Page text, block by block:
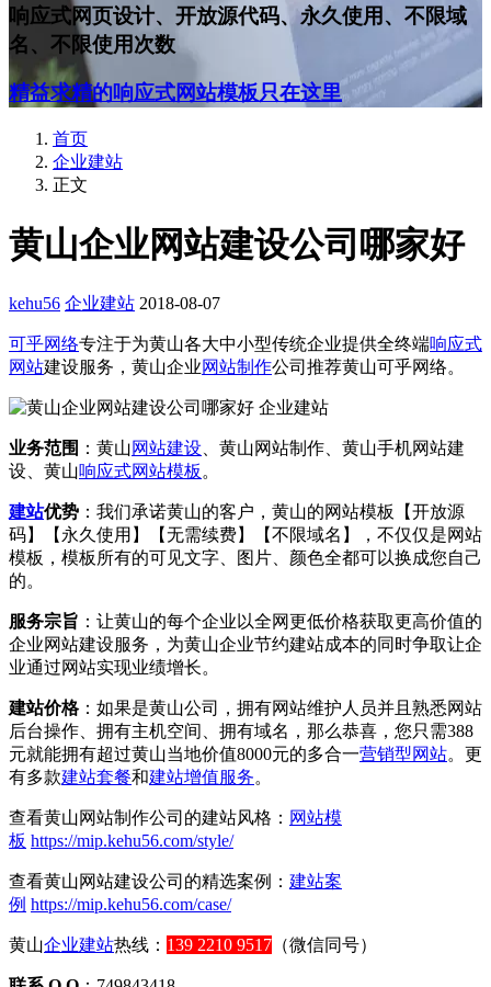
响应式网页设计、开放源代码、永久使用、不限域
名、不限使用次数
精益求精的响应式网站模板只在这里
首页
企业建站
正文
黄山企业网站建设公司哪家好
kehu56 企业建站 2018-08-07
可乎网络专注于为黄山各大中小型传统企业提供全终端响应式
网站建设服务，黄山企业网站制作公司推荐黄山可乎网络。
业务范围 ：黄山网站建设 、黄山网站制作、黄山手机网站建
设、黄山响应式网站模板 。
建站优势 ：我们承诺黄山的客户，黄山的网站模板【开放源
码】【永久使用】【无需续费】【不限域名】，不仅仅是网站
模板，模板所有的可见文字、图片、颜色全都可以换成您自己
的。
服务宗旨 ：让黄山的每个企业以全网更低价格获取更高价值的
企业网站建设服务，为黄山企业节约建站成本的同时争取让企
业通过网站实现业绩增长。
建站价格：如果是黄山公司，拥有网站维护人员并且熟悉网站
后台操作、拥有主机空间、拥有域名，那么恭喜，您只需388
元就能拥有超过黄山当地价值8000元的多合一营销型网站。更
有多款建站套餐和建站增值服务。
查看黄山网站制作公司的建站风格： 网站模
板 https://mip.kehu56.com/style/
查看黄山网站建设公司的精选案例： 建站案
例 https://mip.kehu56.com/case/
黄山企业建站热线： 139 2210 9517 （微信同号）